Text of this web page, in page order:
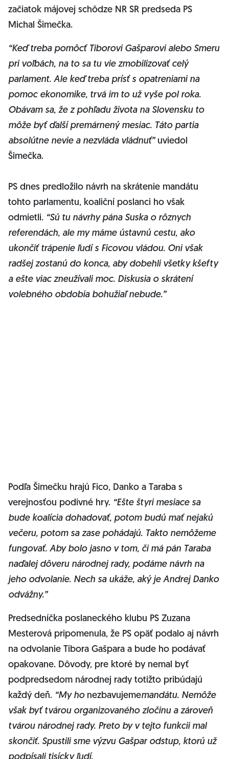
začiatok májovej schôdze NR SR predseda PS
Michal Šimečka.
“Keď treba pomôcť Tiborovi Gašparovi alebo Smeru
pri voľbách, na to sa tu vie zmobilizovať celý
parlament. Ale keď treba prísť s opatreniami na
pomoc ekonomike, trvá im to už vyše pol roka.
Obávam sa, že z pohľadu života na Slovensku to
môže byť ďalší premárnený mesiac. Táto partia
absolútne nevie a nezvláda vládnuť”uviedol
Šimečka.
PS dnes predložilo návrh na skrátenie mandátu
tohto parlamentu, koaliční poslanci ho však
odmietli. “Sú tu návrhy pána Suska o rôznych
referendách, ale my máme ústavnú cestu, ako
ukončiť trápenie ľudí s Ficovou vládou. Oni však
radšej zostanú do konca, aby dobehli všetky kšefty
a ešte viac zneužívali moc. Diskusia o skrátení
volebného obdobia bohužiaľ nebude.”
Podľa Šimečku hrajú Fico, Danko a Taraba s
verejnosťou podivné hry. “Ešte štyri mesiace sa
bude koalícia dohadovať, potom budú mať nejakú
večeru, potom sa zase pohádajú. Takto nemôžeme
fungovať. Aby bolo jasno v tom, či má pán Taraba
naďalej dôveru národnej rady, podáme návrh na
jeho odvolanie. Nech sa ukáže, aký je Andrej Danko
odvážny.”
Predsedníčka poslaneckého klubu PS Zuzana
Mesterová pripomenula, že PS opäť podalo aj návrh
na odvolanie Tibora Gašpara a bude ho podávať
opakovane. Dôvody, pre ktoré by nemal byť
podpredsedom národnej rady totižto pribúdajú
každý deň. “My ho nezbavujememandátu. Nemôže
však byť tvárou organizovaného zločinu a zároveň
tvárou národnej rady. Preto by v tejto funkcii mal
skončiť. Spustili sme výzvu Gašpar odstup, ktorú už